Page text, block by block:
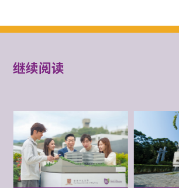
继续阅读